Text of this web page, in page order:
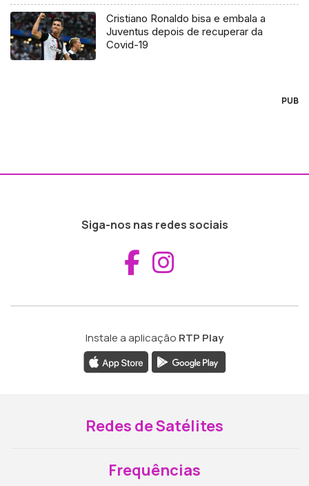
Cristiano Ronaldo bisa e embala a
Juventus depois de recuperar da
Covid-19
PUB
Siga-nos nas redes sociais
Aceder ao
Instale a aplicação RTP Play
Redes de Satélites
Frequências